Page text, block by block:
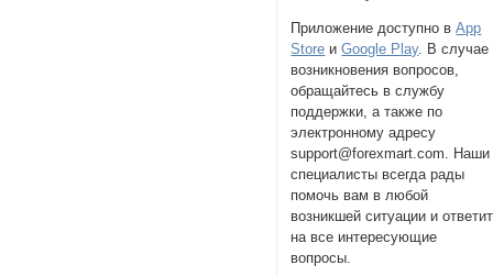
Приложение доступно вApp
Store иGoogle Play. В случае
возникновения вопросов,
обращайтесь в службу
поддержки, а также по
электронному адресу
support@forexmart.com. Наши
специалисты всегда рады
помочь вам в любой
возникшей ситуации и
на все интересующие
вопросы.